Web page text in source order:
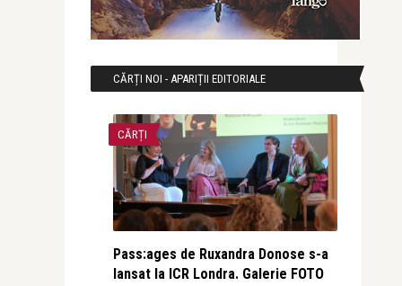
CĂRȚI NOI - APARIȚII EDITORIALE
CĂRȚI
Pass:ages de Ruxandra Donose s-a
lansat la ICR Londra. Galerie FOTO